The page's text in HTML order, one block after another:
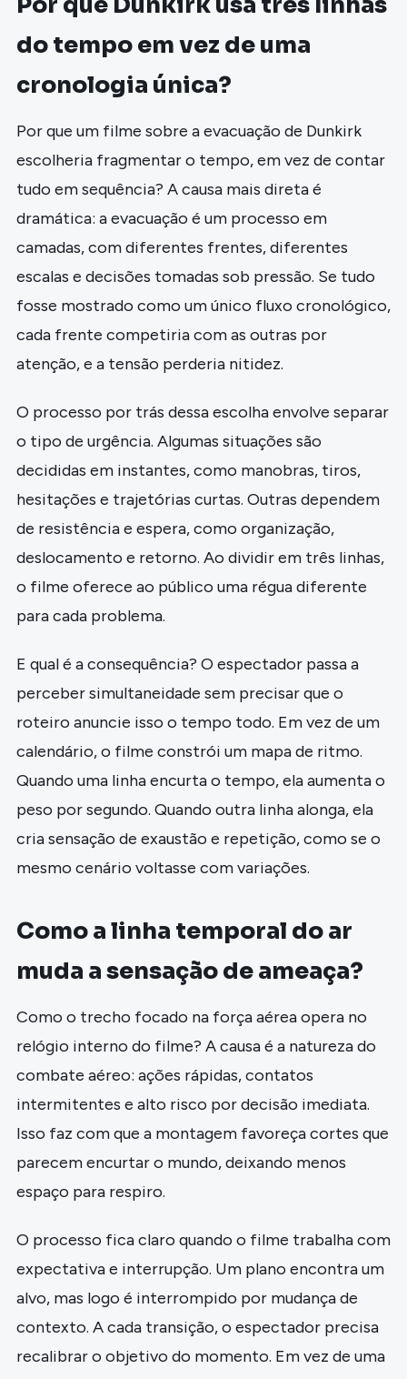
do tempo em vez de uma
cronologia única?
Por que um filme sobre a evacuação de Dunkirk
escolheria fragmentar o tempo, em vez de contar
tudo em sequência? A causa mais direta é
dramática: a evacuação é um processo em
camadas, com diferentes frentes, diferentes
escalas e decisões tomadas sob pressão. Se tudo
fosse mostrado como um único fluxo cronológico,
cada frente competiria com as outras por
atenção, e a tensão perderia nitidez.
O processo por trás dessa escolha envolve separar
o tipo de urgência. Algumas situações são
decididas em instantes, como manobras, tiros,
hesitações e trajetórias curtas. Outras dependem
de resistência e espera, como organização,
deslocamento e retorno. Ao dividir em três linhas,
o filme oferece ao público uma régua diferente
para cada problema.
E qual é a consequência? O espectador passa a
perceber simultaneidade sem precisar que o
roteiro anuncie isso o tempo todo. Em vez de um
calendário, o filme constrói um mapa de ritmo.
Quando uma linha encurta o tempo, ela aumenta o
peso por segundo. Quando outra linha alonga, ela
cria sensação de exaustão e repetição, como se o
mesmo cenário voltasse com variações.
Como a linha temporal do ar
muda a sensação de ameaça?
Como o trecho focado na força aérea opera no
relógio interno do filme? A causa é a natureza do
combate aéreo: ações rápidas, contatos
intermitentes e alto risco por decisão imediata.
Isso faz com que a montagem favoreça cortes que
parecem encurtar o mundo, deixando menos
espaço para respiro.
O processo fica claro quando o filme trabalha com
expectativa e interrupção. Um plano encontra um
alvo, mas logo é interrompido por mudança de
contexto. A cada transição, o espectador precisa
recalibrar o objetivo do momento. Em vez de uma